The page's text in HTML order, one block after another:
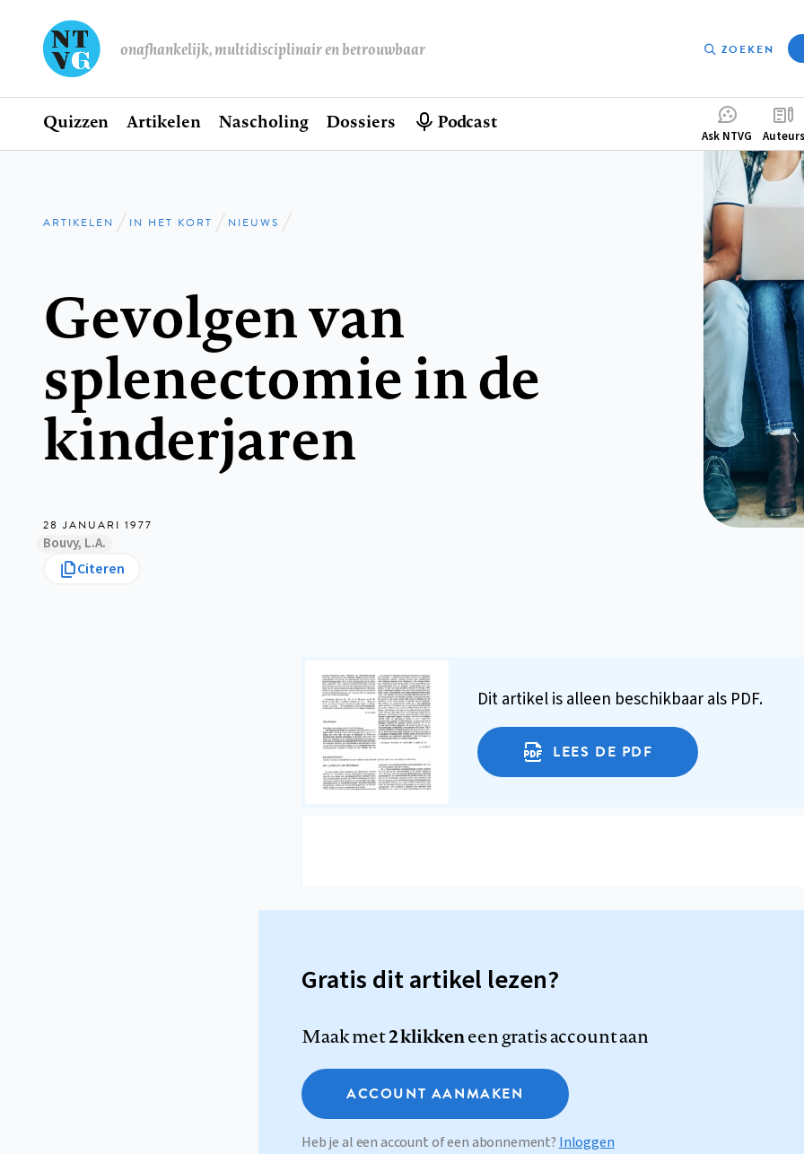
onafhankelijk, multidisciplinair en betrouwbaar ZOEKEN
Hoofdnavigatie
Home
Quizzen Artikelen Nascholing Dossiers Podcast
menu
Ask NTVG Auteurs
Kruimelpad
ARTIKELEN IN HET KORT NIEUWS
Gevolgen van
splenectomie in de
kinderjaren
28 JANUARI 1977
Bouvy, L.A.
Citeren
Dit artikel is alleen beschikbaar als PDF.
LEES DE PDF
Gratis dit artikel lezen?
Maak met2 klikkeneen gratis account aan
ACCOUNT AANMAKEN
Heb je al een account of een abonnement? Inloggen